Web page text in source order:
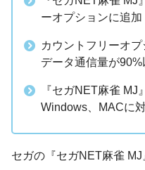
ーオプションに追加
カウントフリーオ
データ通信量が
『セガNET麻雀 MJ
Windows、MACに
セガの『セガNET麻雀